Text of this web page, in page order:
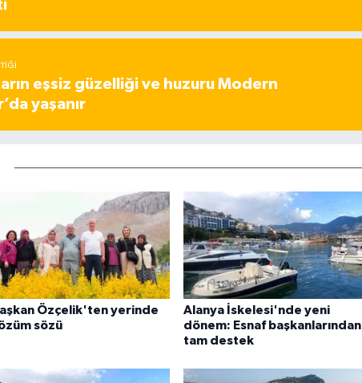
eşsiz güzelliği ve huzuru Modern
yaşanır
Özçelik'ten yerinde
sözü
Alanya İskelesi'nde yeni
dönem: Esnaf başkanlarından
tam destek